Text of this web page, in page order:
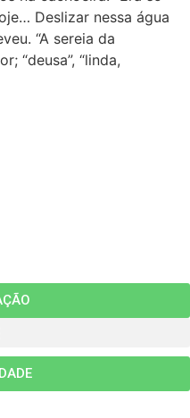
Deslizar nessa água
“A sereia da
“deusa”, “linda,